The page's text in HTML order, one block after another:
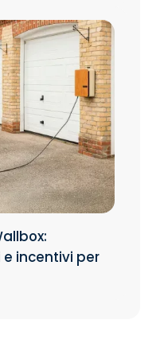
incentivi per